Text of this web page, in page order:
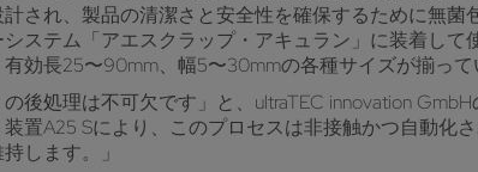
され、製品の清潔さと安全性を確保するために無菌
ステム「アエスクラップ・アキュラン」に装着して
効長25〜90mm、幅5〜30mmの各種サイズが揃って
後処理は不可欠です」と、ultraTEC innovation
置A25 Sにより、このプロセスは非接触かつ自動化
します。」